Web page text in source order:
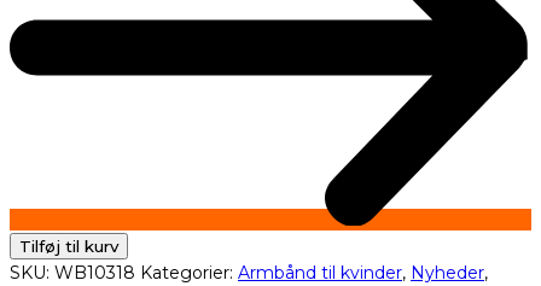
Tilføj til kurv
SKU: WB10318 Kategorier: Armbånd til kvinder, Nyheder,